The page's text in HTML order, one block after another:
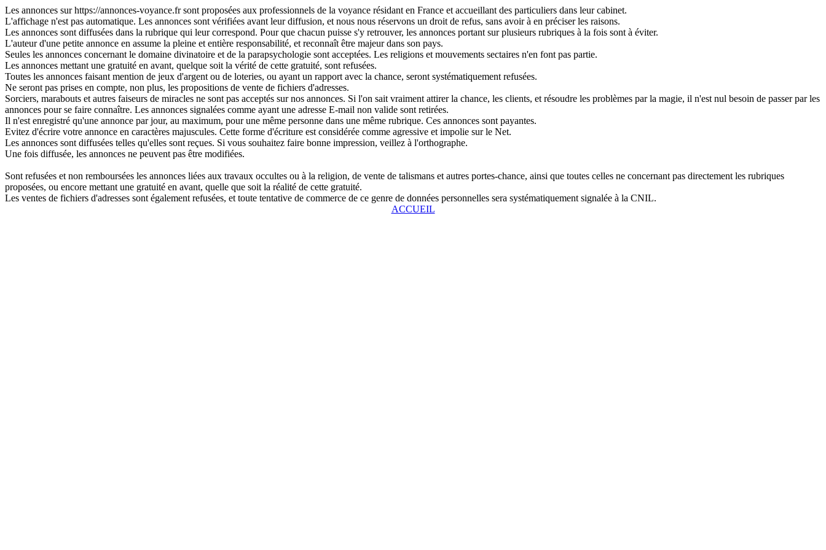
Les annonces sur https://annonces-voyance.fr sont proposées aux professionnels de la voyance résidant en France et accueillant des particuliers dans leur cabinet.
L'affichage n'est pas automatique. Les annonces sont vérifiées avant leur diffusion, et nous nous réservons un droit de refus, sans avoir à en préciser les raisons.
Les annonces sont diffusées dans la rubrique qui leur correspond. Pour que chacun puisse s'y retrouver, les annonces portant sur plusieurs rubriques à la fois sont à éviter.
L'auteur d'une petite annonce en assume la pleine et entière responsabilité, et reconnaît être majeur dans son pays.
Seules les annonces concernant le domaine divinatoire et de la parapsychologie sont acceptées. Les religions et mouvements sectaires n'en font pas partie.
Les annonces mettant une gratuité en avant, quelque soit la vérité de cette gratuité, sont refusées.
Toutes les annonces faisant mention de jeux d'argent ou de loteries, ou ayant un rapport avec la chance, seront systématiquement refusées.
Ne seront pas prises en compte, non plus, les propositions de vente de fichiers d'adresses.
Sorciers, marabouts et autres faiseurs de miracles ne sont pas acceptés sur nos annonces. Si l'on sait vraiment attirer la chance, les clients, et résoudre les problèmes par la magie, il n'est nul besoin de passer par les
annonces pour se faire connaître. Les annonces signalées comme ayant une adresse E-mail non valide sont retirées.
Il n'est enregistré qu'une annonce par jour, au maximum, pour une même personne dans une même rubrique. Ces annonces sont payantes.
Evitez d'écrire votre annonce en caractères majuscules. Cette forme d'écriture est considérée comme agressive et impolie sur le Net.
Les annonces sont diffusées telles qu'elles sont reçues. Si vous souhaitez faire bonne impression, veillez à l'orthographe.
Une fois diffusée, les annonces ne peuvent pas être modifiées.
Sont refusées et non remboursées les annonces liées aux travaux occultes ou à la religion, de vente de talismans et autres portes-chance, ainsi que toutes celles ne concernant pas directement les rubriques
proposées, ou encore mettant une gratuité en avant, quelle que soit la réalité de cette gratuité.
Les ventes de fichiers d'adresses sont également refusées, et toute tentative de commerce de ce genre de données personnelles sera systématiquement signalée à la CNIL.
ACCUEIL